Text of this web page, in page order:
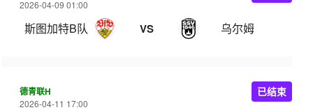
2026-04-09 01:00
斯图加特B队 VS 乌尔姆
德青联H
2026-04-11 17:00
已结束